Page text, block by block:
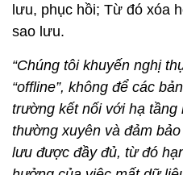
lưu, phục hồi; Từ đó xóa
sao lưu.
“Chúng tôi khuyến nghị
“offline”, không để các
trường kết nối với hạ
thường xuyên và đảm
lưu được đầy đủ, từ đó